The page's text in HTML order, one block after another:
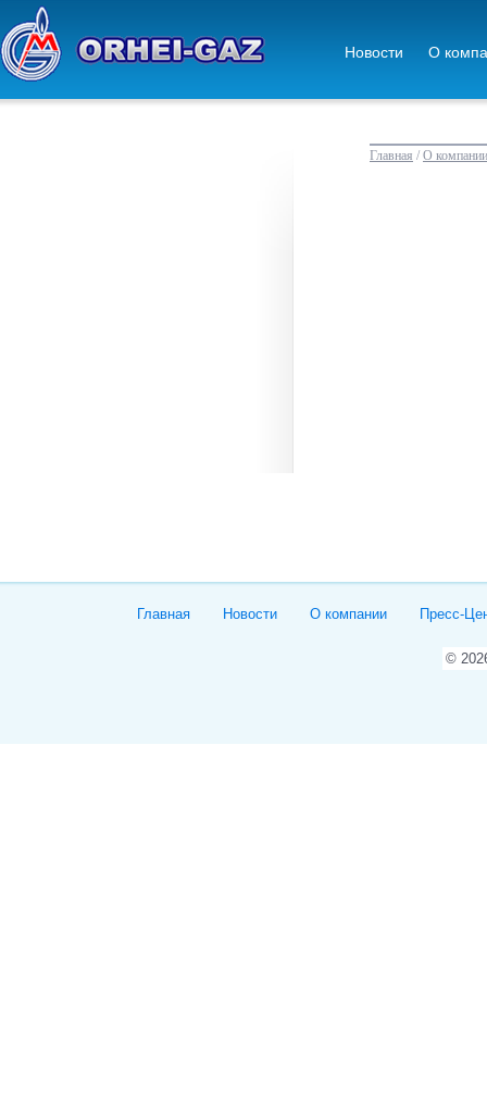
Новости О
Главная / О компании
Главная Новости О компании Пресс-
©